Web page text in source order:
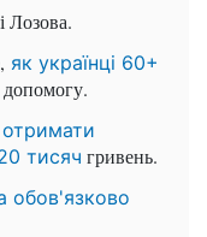
Лозова.
як українці 60+
допомогу.
отримати
тисяч гривень.
обов'язково